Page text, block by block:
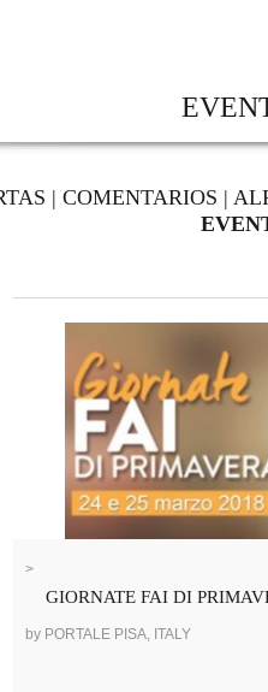
| COMENTARIOS |
>
GIORNATE FAI DI
by PORTALE PISA, ITALY